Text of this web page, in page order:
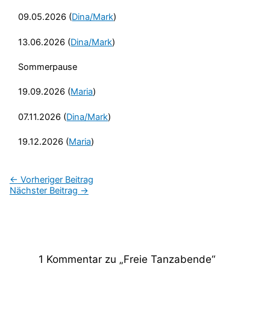
09.05.2026 (Dina/Mark)
13.06.2026 (Dina/Mark)
Sommerpause
19.09.2026 (Maria)
07.11.2026 (Dina/Mark)
19.12.2026 (Maria)
← Vorheriger Beitrag
Nächster Beitrag →
1 Kommentar zu „Freie Tanzabende“